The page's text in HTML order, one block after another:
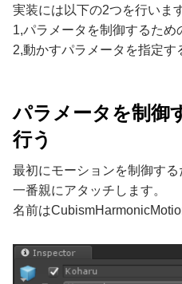
実装には以下の2つを行いま
1,パラメータを制御するため
2,動かすパラメータを指定す
パラメータを制御
行う
最初にモーションを制御す
一番親にアタッチします。
名前は